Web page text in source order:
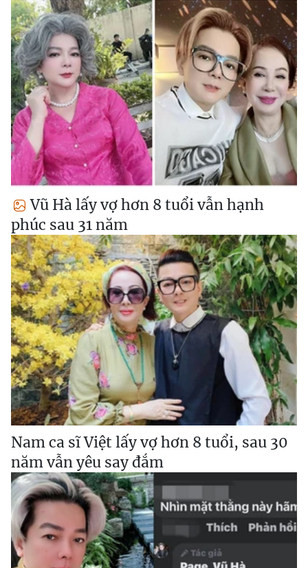
Vũ Hà lấy vợ hơn 8 tuổi vẫn hạnh
phúc sau 31 năm
Nam ca sĩ Việt lấy vợ hơn 8 tuổi, sau 30
năm vẫn yêu say đắm